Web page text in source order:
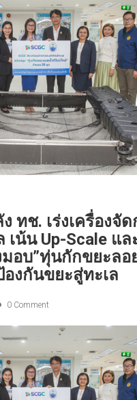
ทช. เร่งเครื่องจัด
น้น Up-Scale แล
อบ”ทุ่นกักขยะลอ
งกันขยะสู่ทะเล
0 Comment